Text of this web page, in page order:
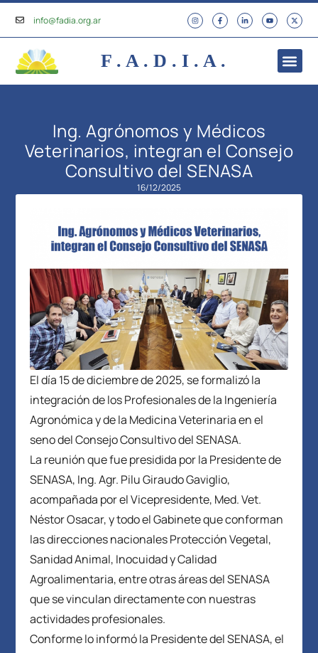
info@fadia.org.ar
F . A . D . I . A .
Ing. Agrónomos y Médicos
Veterinarios, integran el Consejo
Consultivo del SENASA
16/12/2025
El día 15 de diciembre de 2025, se formalizó la
integración de los Profesionales de la Ingeniería
Agronómica y de la Medicina Veterinaria en el
seno del Consejo Consultivo del SENASA.
La reunión que fue presidida por la Presidente de
SENASA, Ing. Agr. Pilu Giraudo Gaviglio,
acompañada por el Vicepresidente, Med. Vet.
Néstor Osacar, y todo el Gabinete que conforman
las direcciones nacionales Protección Vegetal,
Sanidad Animal, Inocuidad y Calidad
Agroalimentaria, entre otras áreas del SENASA
que se vinculan directamente con nuestras
actividades profesionales.
Conforme lo informó la Presidente del SENASA, el